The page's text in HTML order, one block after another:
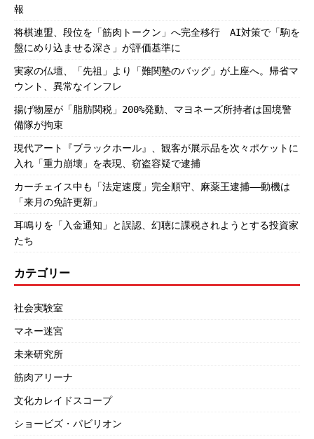
報
将棋連盟、段位を「筋肉トークン」へ完全移行 AI対策で「駒を
盤にめり込ませる深さ」が評価基準に
実家の仏壇、「先祖」より「難関塾のバッグ」が上座へ。帰省マ
ウント、異常なインフレ
揚げ物屋が「脂肪関税」200%発動、マヨネーズ所持者は国境警
備隊が拘束
現代アート『ブラックホール』、観客が展示品を次々ポケットに
入れ「重力崩壊」を表現、窃盗容疑で逮捕
カーチェイス中も「法定速度」完全順守、麻薬王逮捕――動機は
「来月の免許更新」
耳鳴りを「入金通知」と誤認、幻聴に課税されようとする投資家
たち
カテゴリー
社会実験室
マネー迷宮
未来研究所
筋肉アリーナ
文化カレイドスコープ
ショービズ・パビリオン